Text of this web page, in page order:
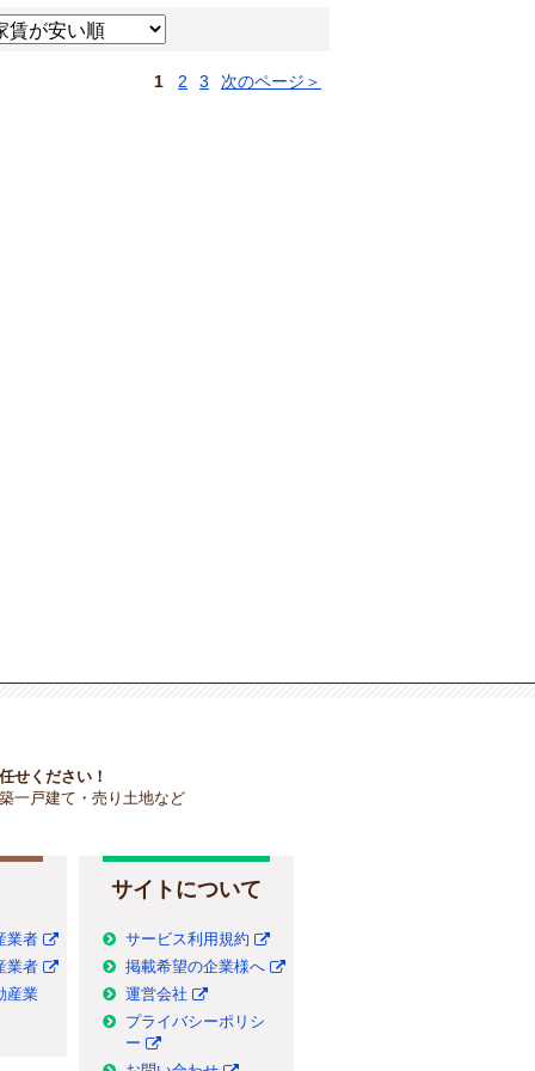
1 2 3 次のページ＞
せください！
一戸建て・売り土地など
業者
業者
産業
サイトについて
サービス利用規約
掲載希望の企業様へ
運営会社
プライバシーポリシ
ー